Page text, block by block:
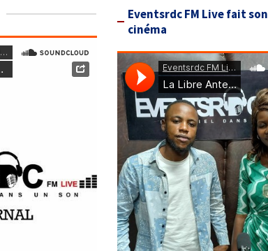
Eventsrdc FM Live fait son
cinéma